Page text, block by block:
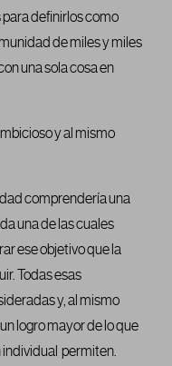
definirlos como
de miles y miles
una sola cosa en
y al mismo
comprendería una
una de las cuales
ese objetivo que la
Todas esas
y, al mismo
logro mayor de lo que
permiten.